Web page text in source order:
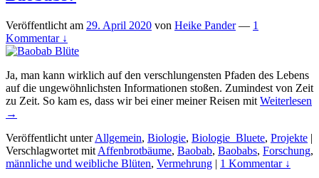
Veröffentlicht am 29. April 2020 von Heike Pander — 1
Kommentar ↓
Ja, man kann wirklich auf den verschlungensten Pfaden des Lebens
auf die ungewöhnlichsten Informationen stoßen. Zumindest von Zeit
zu Zeit. So kam es, dass wir bei einer meiner Reisen mit Weiterlesen
→
Veröffentlicht unter Allgemein, Biologie, Biologie_Bluete, Projekte |
Verschlagwortet mit Affenbrotbäume, Baobab, Baobabs, Forschung,
männliche und weibliche Blüten, Vermehrung | 1 Kommentar ↓